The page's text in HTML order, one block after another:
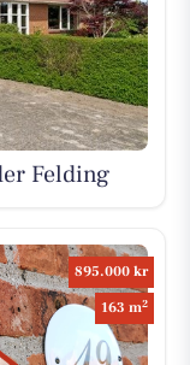
Felding
895.000 kr
163 m2